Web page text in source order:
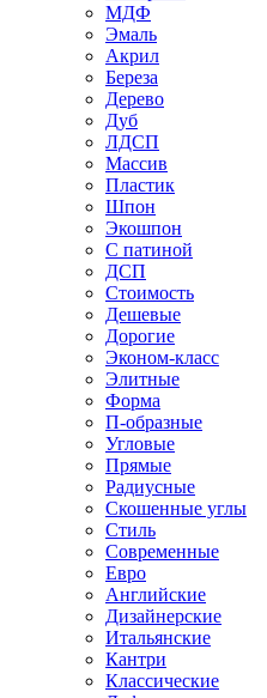
МДФ
Эмаль
Акрил
Береза
Дерево
Дуб
ЛДСП
Массив
Пластик
Шпон
Экошпон
С патиной
ДСП
Стоимость
Дешевые
Дорогие
Эконом-класс
Элитные
Форма
П-образные
Угловые
Прямые
Радиусные
Скошенные углы
Стиль
Современные
Евро
Английские
Дизайнерские
Итальянские
Кантри
Классические